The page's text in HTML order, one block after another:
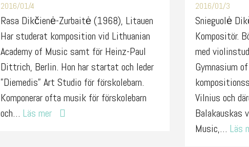
2016/01/4
Rasa Dikčienė-Zurbaitė (1968), Litauen
Har studerat komposition vid Lithuanian
Academy of Music samt för Heinz-Paul
Dittrich, Berlin. Hon har startat och leder
”Diemedis” Art Studio för förskolebarn.
Komponerar ofta musik för förskolebarn
och… Läs mer
2016/01/3
Snieguolė
Kompositör.
med
Gymnasium
Vilnius och
Balakauskas
Music,… Läs